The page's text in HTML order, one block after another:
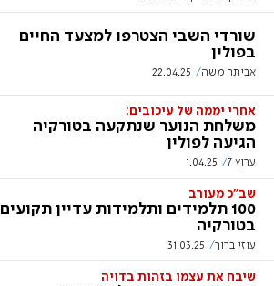
שורדי השבי הצטרפו למצעד החיים
בפולין
אביתר משה 22.04.25
אחרי יממה של עיכובים:
משלחת הנוער שנתקעה בטורקיה
הגיעה לפולין
ערוץ 7 1.04.25
שב"כ מעורב
100 תלמידים ותלמידות עדיין תקועים
בטורקיה
עוזי ברוך 31.03.25
שיבח את עצמו בזהות בדויה